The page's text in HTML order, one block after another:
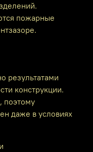
пожарные
результатами
конструкции.
поэтому
даже в условиях